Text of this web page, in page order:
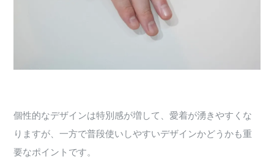
個性的なデザインは特別感が増して、愛着が湧きやすくな
りますが、一方で普段使いしやすいデザインかどうかも重
要なポイントです。